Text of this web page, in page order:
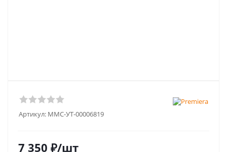
Артикул: MMC-УТ-00006819
7 350 ₽/шт